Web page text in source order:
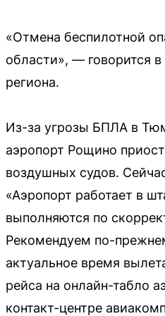
«Отмена беспилотной
области», — говорится
региона.
Из-за угрозы БПЛА в
аэропорт Рощино
воздушных судов.
«Аэропорт работает в
выполняются по
Рекомендуем по-
актуальное время
рейса на онлайн-табло
контакт-центре